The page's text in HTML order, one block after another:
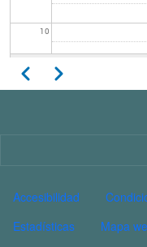
10
15
Paginación
AnteriorSiguiente
PIE DE
Accesibilidad
Estadísticas
Mapa